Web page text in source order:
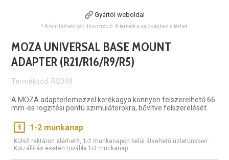
Gyártói weboldal
* A fent látható kép illusztráció. A termék a valóságban eltérhet.
MOZA UNIVERSAL BASE MOUNT
ADAPTER (R21/R16/R9/R5)
Termékkód: RS049
A MOZA adapterlemezzel kerékagya könnyen felszerelhető 66
mm-es rögzítési pontú szimulátorokra, bővítve felszerelését.
1-2 munkanap
Külső raktáron elérhető, 1-2 munkanapon belül átvehető üzletünkben.
Kiszállítás esetén további 1-3 munkanap.